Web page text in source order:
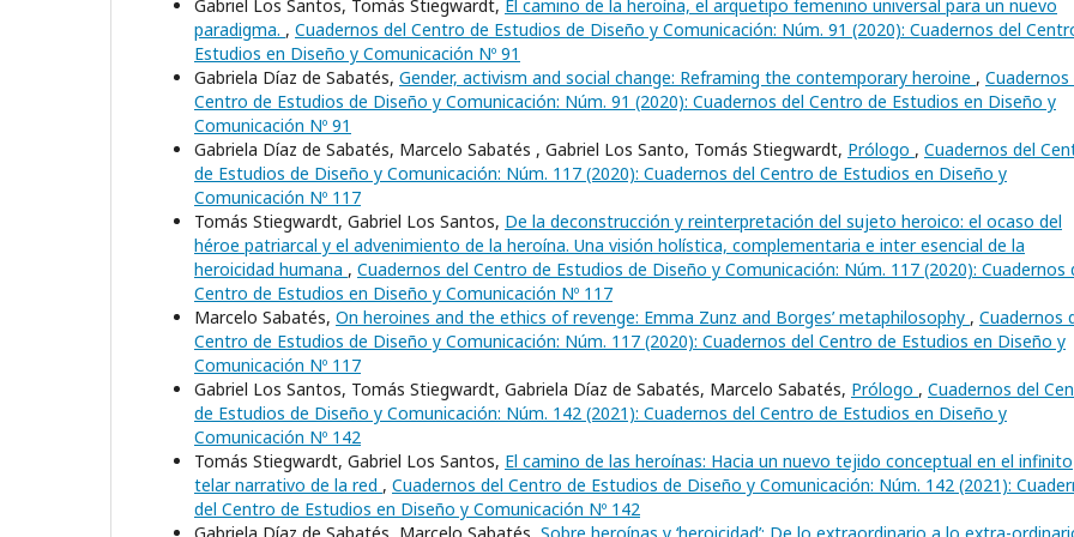
Gabriel Los Santos, Tomás Stiegwardt, El camino de la heroína, el arquetipo femenino universal para un nuevo
paradigma. , Cuadernos del Centro de Estudios de Diseño y Comunicación: Núm. 91 (2020): Cuadernos del
Estudios en Diseño y Comunicación Nº 91
Gabriela Díaz de Sabatés, Gender, activism and social change: Reframing the contemporary heroine , Cuadernos
Centro de Estudios de Diseño y Comunicación: Núm. 91 (2020): Cuadernos del Centro de Estudios en Diseño y
Comunicación Nº 91
Gabriela Díaz de Sabatés, Marcelo Sabatés , Gabriel Los Santo, Tomás Stiegwardt, Prólogo , Cuadernos del
de Estudios de Diseño y Comunicación: Núm. 117 (2020): Cuadernos del Centro de Estudios en Diseño y
Comunicación Nº 117
Tomás Stiegwardt, Gabriel Los Santos, De la deconstrucción y reinterpretación del sujeto heroico: el ocaso del
héroe patriarcal y el advenimiento de la heroína. Una visión holística, complementaria e inter esencial de la
heroicidad humana , Cuadernos del Centro de Estudios de Diseño y Comunicación: Núm. 117 (2020): Cuadernos
Centro de Estudios en Diseño y Comunicación Nº 117
Marcelo Sabatés, On heroines and the ethics of revenge: Emma Zunz and Borges’ metaphilosophy , Cuadernos
Centro de Estudios de Diseño y Comunicación: Núm. 117 (2020): Cuadernos del Centro de Estudios en Diseño y
Comunicación Nº 117
Gabriel Los Santos, Tomás Stiegwardt, Gabriela Díaz de Sabatés, Marcelo Sabatés, Prólogo , Cuadernos del
de Estudios de Diseño y Comunicación: Núm. 142 (2021): Cuadernos del Centro de Estudios en Diseño y
Comunicación Nº 142
Tomás Stiegwardt, Gabriel Los Santos, El camino de las heroínas: Hacia un nuevo tejido conceptual en el infinito
telar narrativo de la red , Cuadernos del Centro de Estudios de Diseño y Comunicación: Núm. 142 (2021):
del Centro de Estudios en Diseño y Comunicación Nº 142